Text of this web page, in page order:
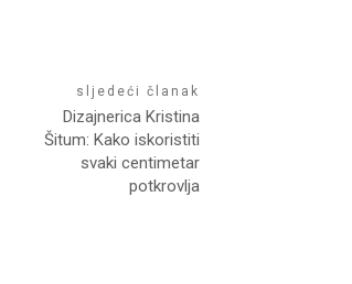
sljedeći članak
Dizajnerica Kristina
Šitum: Kako iskoristiti
svaki centimetar
potkrovlja